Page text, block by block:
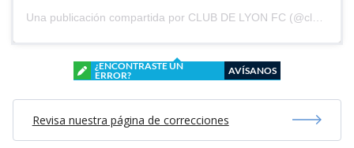
¿ENCONTRASTE UN
ERROR?
AVÍSANOS
Revisa nuestra página de correcciones